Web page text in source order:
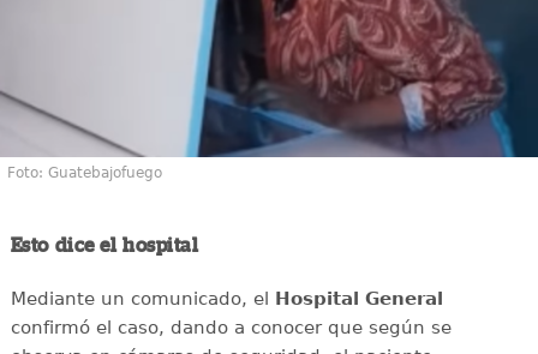
Foto: Guatebajofuego
Esto dice el hospital
Mediante un comunicado, el Hospital General
confirmó el caso, dando a conocer que según se